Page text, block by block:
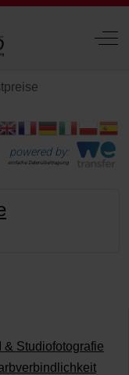
Off-
powered by:
einfache Datenübertragung
& Studiofotografie